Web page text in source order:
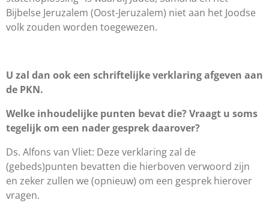
Bijbelse Jeruzalem (Oost-Jeruzalem) niet aan het Joodse
volk zouden worden toegewezen.
U zal dan ook een schriftelijke verklaring afgeven aan
de PKN.
Welke inhoudelijke punten bevat die? Vraagt u soms
tegelijk om een nader gesprek daarover?
Ds. Alfons van Vliet: Deze verklaring zal de
(gebeds)punten bevatten die hierboven verwoord zijn
en zeker zullen we (opnieuw) om een gesprek hierover
vragen.